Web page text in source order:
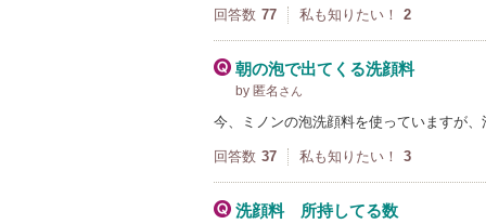
回答数 77 私も知りたい！ 2
朝の泡で出てくる洗顔料
by 匿名 さん
今、ミノンの泡洗顔料を使っていますが
回答数 37 私も知りたい！ 3
洗顔料 所持してる数